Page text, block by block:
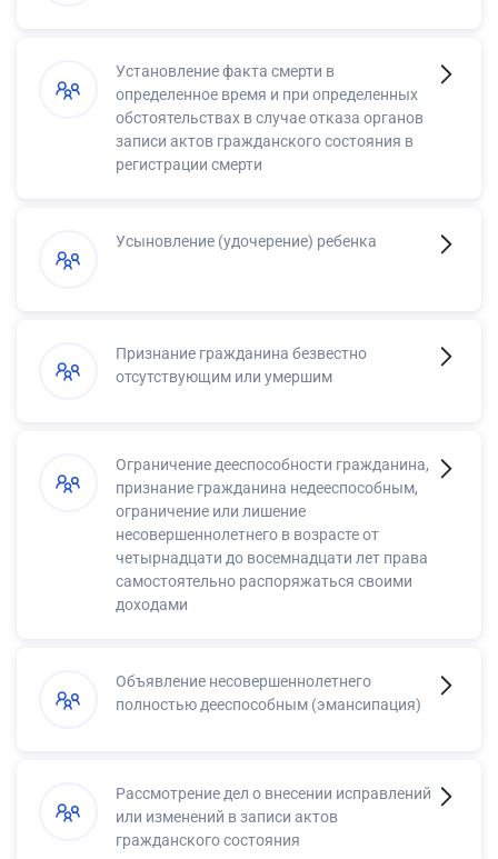
Установление факта смерти в
определенное время и при определенных
обстоятельствах в случае отказа органов
записи актов гражданского состояния в
регистрации смерти
Усыновление (удочерение) ребенка
Признание гражданина безвестно
отсутствующим или умершим
Ограничение дееспособности гражданина,
признание гражданина недееспособным,
ограничение или лишение
несовершеннолетнего в возрасте от
четырнадцати до восемнадцати лет права
самостоятельно распоряжаться своими
доходами
Объявление несовершеннолетнего
полностью дееспособным (эмансипация)
Рассмотрение дел о внесении исправлений
или изменений в записи актов
гражданского состояния